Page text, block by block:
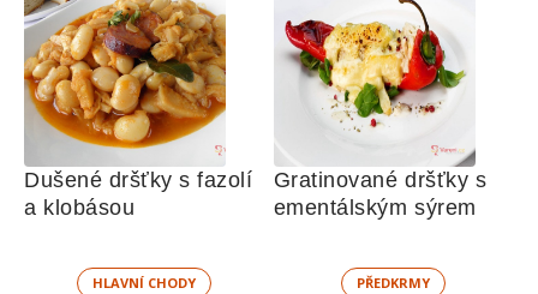
Dušené dršťky s fazolí
a klobásou
HLAVNÍ CHODY
Gratinované dršťky s
ementálským sýrem
PŘEDKRMY